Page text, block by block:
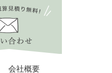
会社概要